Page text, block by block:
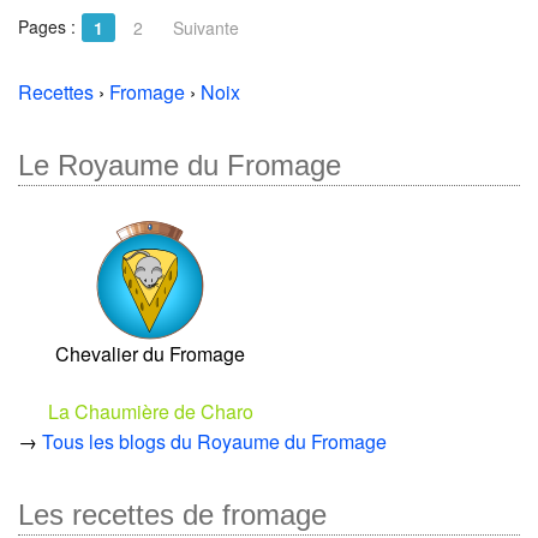
Pages : 1 2 Suivante
Recettes › Fromage › Noix
Le Royaume du Fromage
Chevalier du Fromage
La Chaumière de Charo
→ Tous les blogs du Royaume du Fromage
Les recettes de fromage